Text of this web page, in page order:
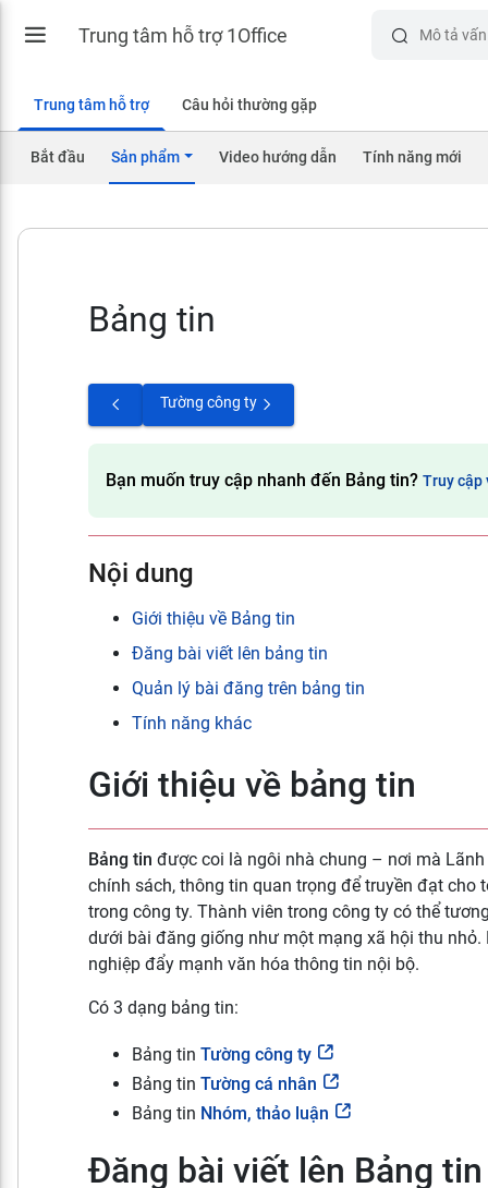
Trung tâm hỗ trợ 1Office
Trung tâm hỗ trợ Câu hỏi thường gặp
Bắt đầu Sản phẩm Video hướng dẫn Tính năng mới
Bảng tin
Tường công ty
Bạn muốn truy cập nhanh đến Bảng tin? Truy cập
Nội dung
Giới thiệu về Bảng tin
Đăng bài viết lên bảng tin
Quản lý bài đăng trên bảng tin
Tính năng khác
Giới thiệu về bảng tin
Bảng tin được coi là ngôi nhà chung – nơi mà Lãnh
chính sách, thông tin quan trọng để truyền đạt cho
trong công ty. Thành viên trong công ty có thể
dưới bài đăng giống như một mạng xã hội thu nhỏ.
nghiệp đẩy mạnh văn hóa thông tin nội bộ.
Có 3 dạng bảng tin:
Bảng tin Tường công ty
Bảng tin Tường cá nhân
Bảng tin Nhóm, thảo luận
Đăng bài viết lên Bảng tin